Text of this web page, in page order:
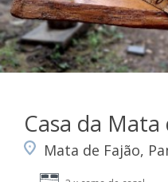
Casa da Mata
Mata de Fajão,